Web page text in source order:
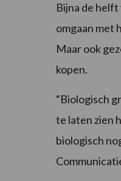
Bijna de
omgaan met
Maar ook
kopen.
“Biologisch
te laten zien
biologisch